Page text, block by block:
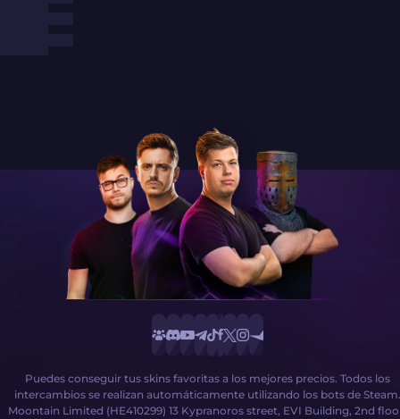
Puedes conseguir tus skins favoritas a los mejores precios. Todos los
intercambios se realizan automáticamente utilizando los bots de Steam.
Moontain Limited (HE410299) 13 Kypranoros street, EVI Building, 2nd